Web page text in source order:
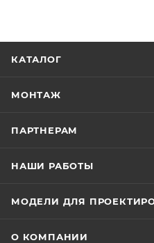
КАТАЛОГ
МОНТАЖ
ПАРТНЕРАМ
НАШИ РАБОТЫ
МОДЕЛИ ДЛЯ
О КОМПАНИИ